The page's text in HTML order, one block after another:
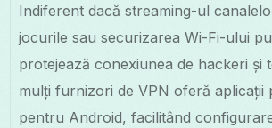
Indiferent dacă streaming-ul
jocurile sau securizarea Wi-Fi-ului
protejează conexiunea de hackeri și
mulți furnizori de VPN oferă aplicații
pentru Android, facilitând